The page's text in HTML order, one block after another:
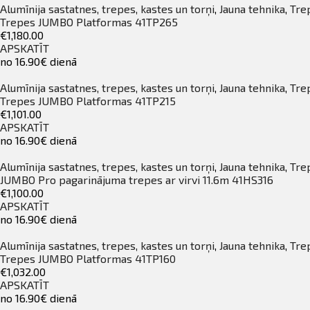
Alumīnija sastatnes, trepes, kastes un torņi Jauna tehnika
Trepes JUMBO Platformas 41TP265
€1,180.00
APSKATĪT
no 16.90€ dienā
Alumīnija sastatnes, trepes, kastes un torņi Jauna tehnika
Trepes JUMBO Platformas 41TP215
€1,101.00
APSKATĪT
no 16.90€ dienā
Alumīnija sastatnes, trepes, kastes un torņi Jauna tehnika
JUMBO Pro pagarinājuma trepes ar virvi 11.6m 41HS316
€1,100.00
APSKATĪT
no 16.90€ dienā
Alumīnija sastatnes, trepes, kastes un torņi Jauna tehnika
Trepes JUMBO Platformas 41TP160
€1,032.00
APSKATĪT
no 16.90€ dienā